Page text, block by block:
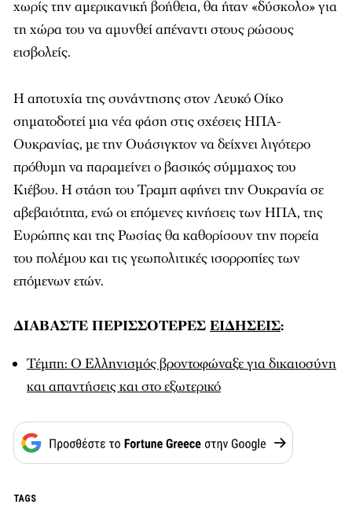
χωρίς την αμερικανική βοήθεια, θα ήταν «δύσκολο» για
τη χώρα του να αμυνθεί απέναντι στους ρώσους
εισβολείς.
Η αποτυχία της συνάντησης στον Λευκό Οίκο
σηματοδοτεί μια νέα φάση στις σχέσεις ΗΠΑ-
Ουκρανίας, με την Ουάσιγκτον να δείχνει λιγότερο
πρόθυμη να παραμείνει ο βασικός σύμμαχος του
Κιέβου. Η στάση του Τραμπ αφήνει την Ουκρανία σε
αβεβαιότητα, ενώ οι επόμενες κινήσεις των ΗΠΑ, της
Ευρώπης και της Ρωσίας θα καθορίσουν την πορεία
του πολέμου και τις γεωπολιτικές ισορροπίες των
επόμενων ετών.
ΔΙΑΒΑΣΤΕ ΠΕΡΙΣΣΟΤΕΡΕΣ ΕΙΔΗΣΕΙΣ:
Τέμπη: Ο Ελληνισμός βροντοφώναξε για δικαιοσύνη
και απαντήσεις και στο εξωτερικό
TAGS